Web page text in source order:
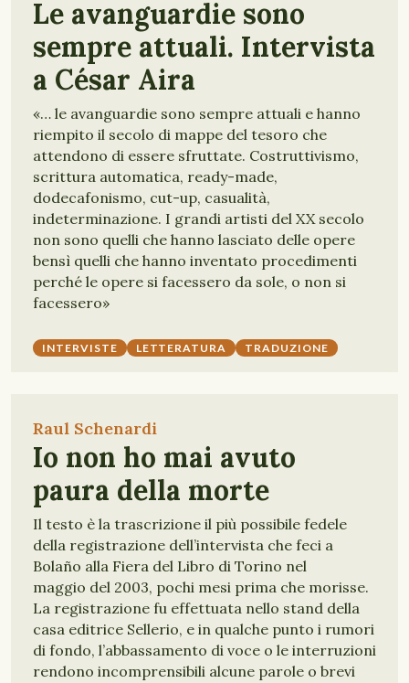
Le avanguardie sono
sempre attuali. Intervista
a César Aira
«… le avanguardie sono sempre attuali e hanno
riempito il secolo di mappe del tesoro che
attendono di essere sfruttate. Costruttivismo,
scrittura automatica, ready-made,
dodecafonismo, cut-up, casualità,
indeterminazione. I grandi artisti del XX secolo
non sono quelli che hanno lasciato delle opere
bensì quelli che hanno inventato procedimenti
perché le opere si facessero da sole, o non si
facessero»
INTERVISTE LETTERATURA TRADUZIONE
Raul Schenardi
Io non ho mai avuto
paura della morte
Il testo è la trascrizione il più possibile fedele
della registrazione dell’intervista che feci a
Bolaño alla Fiera del Libro di Torino nel
maggio del 2003, pochi mesi prima che morisse.
La registrazione fu effettuata nello stand della
casa editrice Sellerio, e in qualche punto i rumori
di fondo, l’abbassamento di voce o le interruzioni
rendono incomprensibili alcune parole o brevi